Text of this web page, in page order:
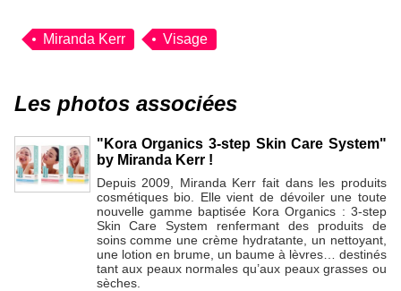
Miranda Kerr Visage
Les photos associées
"Kora Organics 3-step Skin Care System"
by Miranda Kerr !
Depuis 2009, Miranda Kerr fait dans les produits
cosmétiques bio. Elle vient de dévoiler une toute
nouvelle gamme baptisée Kora Organics : 3-step
Skin Care System renfermant des produits de
soins comme une crème hydratante, un nettoyant,
une lotion en brume, un baume à lèvres… destinés
tant aux peaux normales qu’aux peaux grasses ou
sèches.